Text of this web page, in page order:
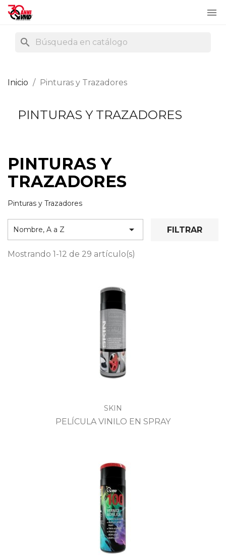

search
Inicio Pinturas y Trazadores
PINTURAS Y TRAZADORES
PINTURAS Y
TRAZADORES
Pinturas y Trazadores
Nombre, A a Z  FILTRAR
Mostrando 1-12 de 29 artículo(s)
SKIN
PELÍCULA VINILO EN SPRAY